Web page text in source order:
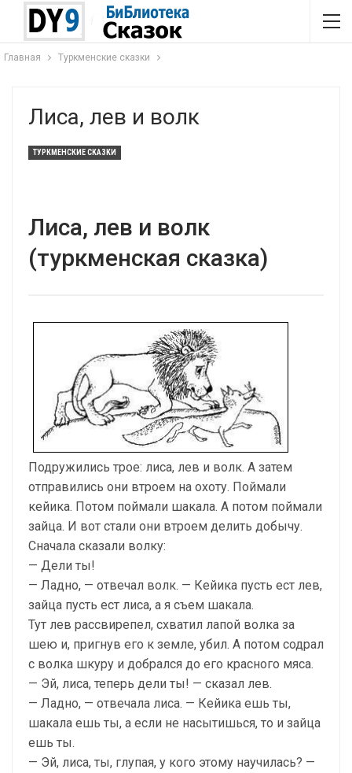
Главная Туркменские сказки
Лиса, лев и волк
ТУРКМЕНСКИЕ СКАЗКИ
Лиса, лев и волк
(туркменская сказка)
Подружились трое: лиса, лев и волк. А затем
отправились они втроем на охоту. Поймали
кейика. Потом поймали шакала. А потом поймали
зайца. И вот стали они втроем делить добычу.
Сначала сказали волку:
— Дели ты!
— Ладно, — отвечал волк. — Кейика пусть ест лев,
зайца пусть ест лиса, а я съем шакала.
Тут лев рассвирепел, схватил лапой волка за
шею и, пригнув его к земле, убил. А потом содрал
с волка шкуру и добрался до его красного мяса.
— Эй, лиса, теперь дели ты! — сказал лев.
— Ладно, — отвечала лиса. — Кейика ешь ты,
шакала ешь ты, а если не насытишься, то и зайца
ешь ты.
— Эй, лиса, ты, глупая, у кого этому научилась? —